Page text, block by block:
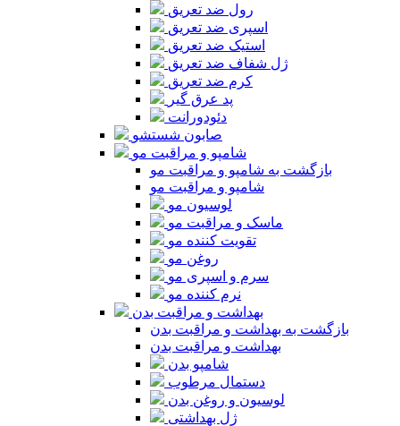
رول ضد تعریق
اسپری ضد تعریق
استیک ضد تعریق
ژل شفاف ضد تعریق
کرم ضد تعریق
پد عرق گیر
دئودورانت
صابون شستشو
شامپو و مراقبت مو
بازگشت به شامپو و مراقبت مو
شامپو و مراقبت مو
لوسیون مو
ماسک و مراقبت مو
تقویت کننده مو
روغن مو
سرم و اسپری مو
نرم کننده مو
بهداشت و مراقبت بدن
بازگشت به بهداشت و مراقبت بدن
بهداشت و مراقبت بدن
شامپو بدن
دستمال مرطوب
لوسیون و روغن بدن
ژل بهداشتی